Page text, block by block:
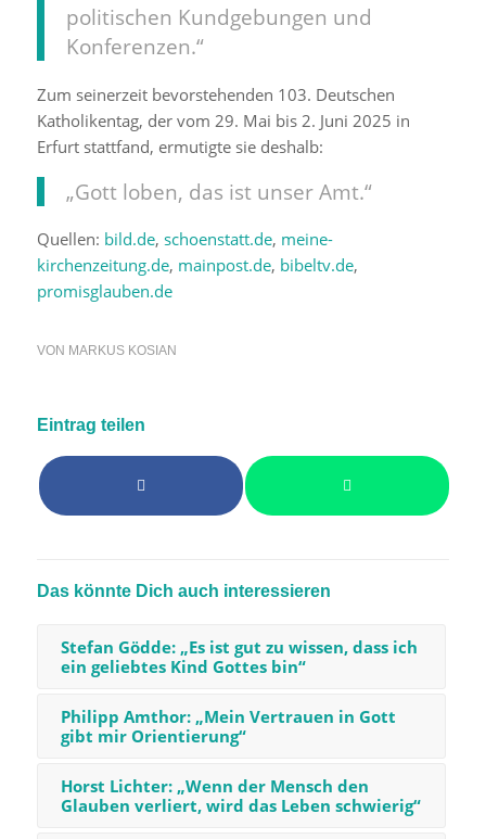
politischen Kundgebungen und
Konferenzen.“
Zum seinerzeit bevorstehenden 103. Deutschen
Katholikentag, der vom 29. Mai bis 2. Juni 2025 in
Erfurt stattfand, ermutigte sie deshalb:
„Gott loben, das ist unser Amt.“
Quellen: bild.de, schoenstatt.de, meine-
kirchenzeitung.de, mainpost.de, bibeltv.de,
promisglauben.de
VON MARKUS KOSIAN
Eintrag teilen
Das könnte Dich auch interessieren
Stefan Gödde: „Es ist gut zu wissen, dass ich
ein geliebtes Kind Gottes bin“
Philipp Amthor: „Mein Vertrauen in Gott
gibt mir Orientierung“
Horst Lichter: „Wenn der Mensch den
Glauben verliert, wird das Leben schwierig“